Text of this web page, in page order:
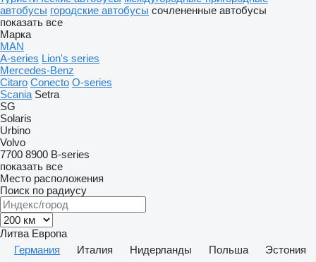
автобусы городские автобусы сочлененные автобусы
показать все
Марка
MAN
A-series Lion's series
Mercedes-Benz
Citaro Conecto O-series
Scania Setra
SG
Solaris
Urbino
Volvo
7700 8900 B-series
показать все
Место расположения
Поиск по радиусу
Литва Европа
Германия
Италия Нидерланды Польша
Эстония